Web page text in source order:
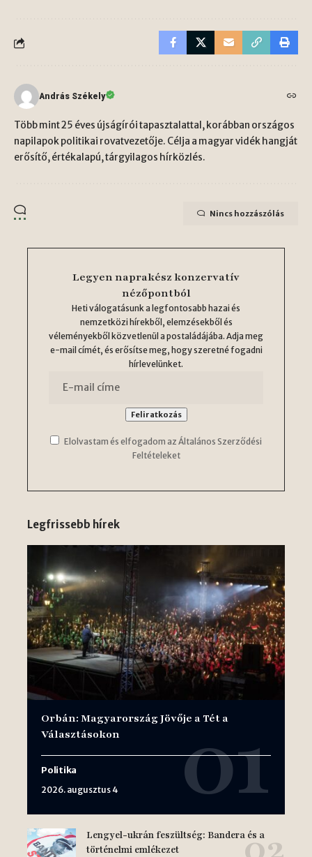
András Székely
Több mint 25 éves újságírói tapasztalattal, korábban országos
napilapok politikai rovatvezetője. Célja a magyar vidék hangját
erősítő, értékalapú, tárgyilagos hírközlés.
Nincs hozzászólás
Legyen naprakész konzervatív
nézőpontból
Heti válogatásunk a legfontosabb hazai és
nemzetközi hírekből, elemzésekből és
véleményekből közvetlenül a postaládájába. Adja meg
e-mail címét, és erősítse meg, hogy szeretné fogadni
hírlevelünket.
Elolvastam és elfogadom az Általános Szerződési
Feltételeket
Legfrissebb hírek
Orbán: Magyarország Jövője a Tét a
Választásokon
Politika
2026. augusztus 4
Lengyel-ukrán feszültség: Bandera és a
történelmi emlékezet